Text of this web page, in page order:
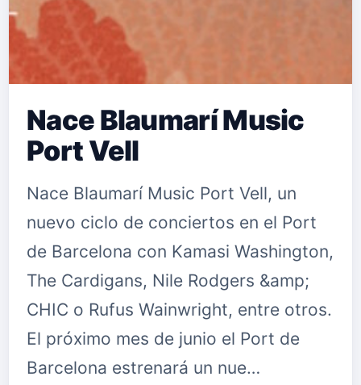
Nace Blaumarí Music
Port Vell
Nace Blaumarí Music Port Vell, un
nuevo ciclo de conciertos en el Port
de Barcelona con Kamasi Washington,
The Cardigans, Nile Rodgers &amp;
CHIC o Rufus Wainwright, entre otros.
El próximo mes de junio el Port de
Barcelona estrenará un nue…